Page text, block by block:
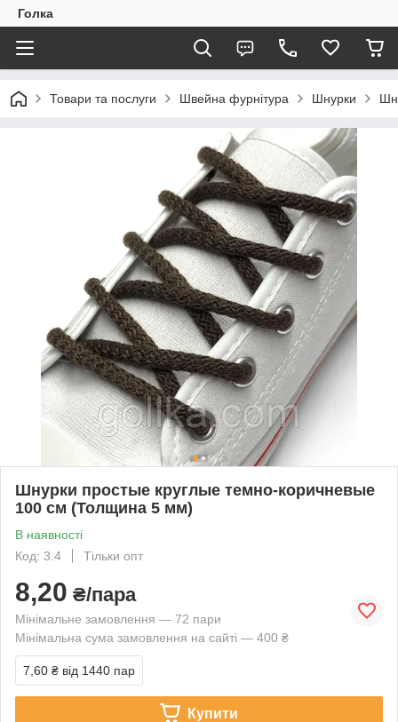
Голка
Товари та послуги Швейна фурнітура Шнурки
Шнурки простые круглые темно-коричневые
100 см (Толщина 5 мм)
В наявності
Код: 3.4
Тільки опт
8,20 ₴/пара
Мінімальне замовлення — 72 пари
Мінімальна сума замовлення на сайті — 400 ₴
7,60 ₴ від 1440 пар
Купити